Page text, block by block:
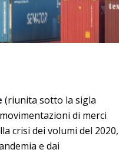
(riunita sotto la sigla
di merci
crisi dei volumi del 2020,
e dai